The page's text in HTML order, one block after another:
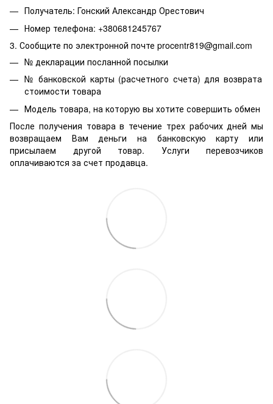
Получатель: Гонский Александр Орестович
Номер телефона: +380681245767
3. Сообщите по электронной почте procentr819@gmail.com
№ декларации посланной посылки
№ банковской карты (расчетного счета) для возврата
стоимости товара
Модель товара, на которую вы хотите совершить обмен
После получения товара в течение трех рабочих дней мы
возвращаем Вам деньги на банковскую карту или
присылаем другой товар. Услуги перевозчиков
оплачиваются за счет продавца.